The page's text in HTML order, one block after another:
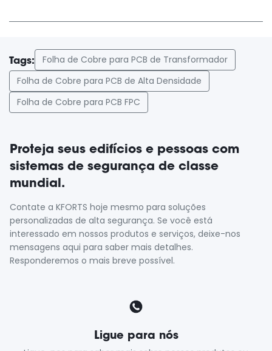
Tags:
Folha de Cobre para PCB de Transformador
Folha de Cobre para PCB de Alta Densidade
Folha de Cobre para PCB FPC
Proteja seus edifícios e pessoas com
sistemas de segurança de classe
mundial.
Contate a KFORTS hoje mesmo para soluções
personalizadas de alta segurança. Se você está
interessado em nossos produtos e serviços, deixe-nos
mensagens aqui para saber mais detalhes.
Responderemos o mais breve possível.
Ligue para nós